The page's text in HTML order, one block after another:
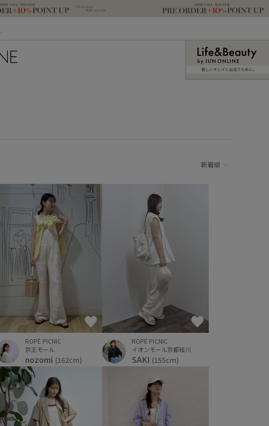
新しいキレイと出合うために。
新着順
ROPÉ PICNIC
京王モール
nozomi (162cm)
ROPÉ PICNIC
イオンモール京都桂川
SAKI (155cm)